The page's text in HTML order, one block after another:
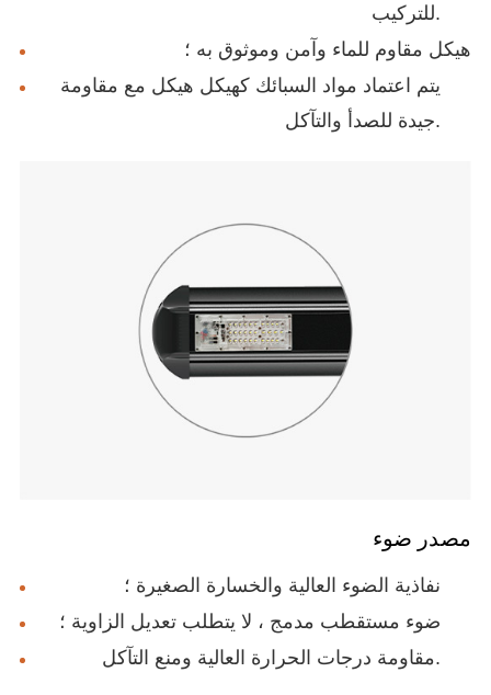
للتركيب.
هيكل مقاوم للماء وآمن وموثوق به ؛
يتم اعتماد مواد السبائك كهيكل هيكل مع مقاومة
جيدة للصدأ والتآكل.
مصدر ضوء
نفاذية الضوء العالية والخسارة الصغيرة ؛
ضوء مستقطب مدمج ، لا يتطلب تعديل الزاوية ؛
مقاومة درجات الحرارة العالية ومنع التآكل.